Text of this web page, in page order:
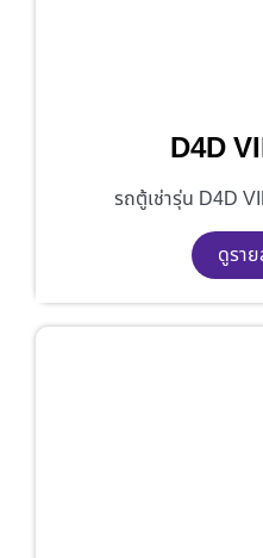
D4D
รถตู้เช่ารุ่น D4D
ดูรา